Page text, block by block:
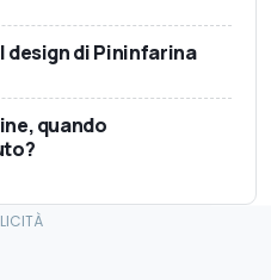
design di Pininfarina
quando